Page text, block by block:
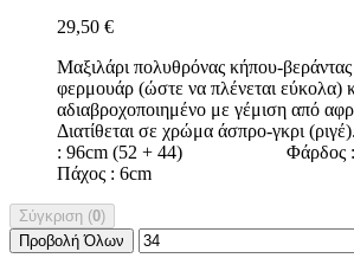
29,50 €
Μαξιλάρι πολυθρόνας κήπου-
φερμουάρ (ώστε να πλένεται εύκολα)
αδιαβροχοποιημένο με γέμιση από
Διατίθεται σε χρώμα άσπρο-γκρι
: 96cm (52 + 44)
Πάχος : 6cm
Σύγκριση (0)
Προβολή Όλων